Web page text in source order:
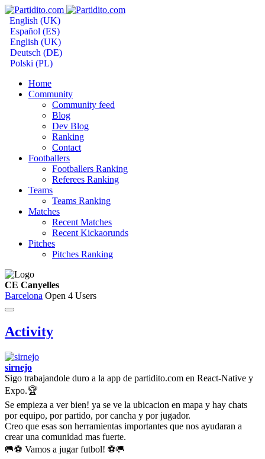
English (UK)
Español (ES)
English (UK)
Deutsch (DE)
Polski (PL)
Home
Community
Community feed
Blog
Dev Blog
Ranking
Contact
Footballers
Footballers Ranking
Referees Ranking
Teams
Teams Ranking
Matches
Recent Matches
Recent Kickaorunds
Pitches
Pitches Ranking
CE Canyelles
Barcelona Open 4 Users
Activity
sirnejo
Sigo trabajandole duro a la app de partidito.com en React-Native y
Expo.🏆
Se empieza a ver bien! ya se ve la ubicacion en mapa y hay chats
por equipo, por partido, por cancha y por jugador.
Creo que esas son herramientas importantes que nos ayudaran a
crear una comunidad mas fuerte.
🥅⚽ Vamos a jugar futbol! ⚽🥅